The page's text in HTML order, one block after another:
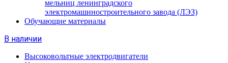
мельниц ленинградского
электромашиностроительного завода (ЛЭЗ)
Обучающие материалы
В наличии
Высоковольтные электродвигатели